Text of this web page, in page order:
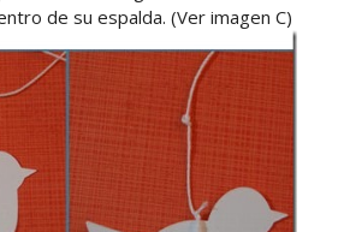
de su espalda. (Ver imagen C)